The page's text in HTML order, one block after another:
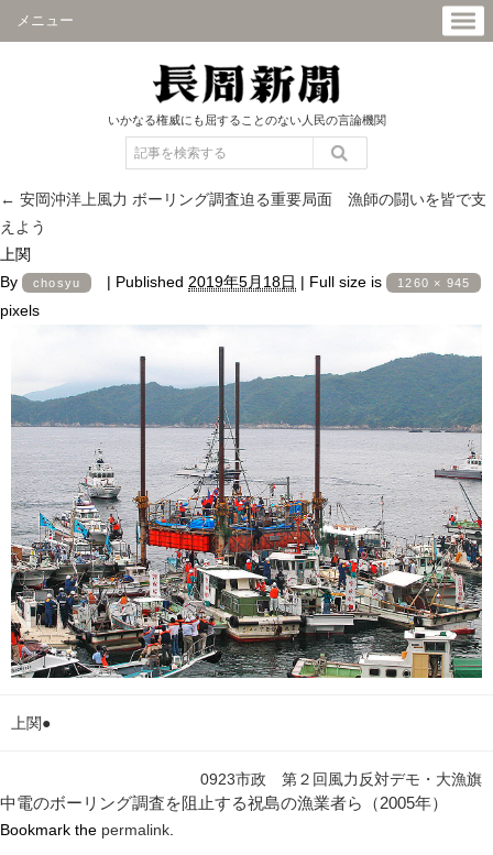
メニュー
いかなる権威にも屈することのない人民の言論機関
← 安岡沖洋上風力 ボーリング調査迫る重要局面 漁師の闘いを皆で支
えよう
上関
By
chosyu | Published 2019年5月18日 | Full size is 1260 × 945
pixels
上関●
0923市政 第２回風力反対デモ・大漁旗
中電のボーリング調査を阻止する祝島の漁業者ら（2005年）
Bookmark the permalink